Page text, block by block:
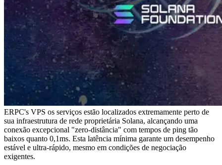
ERPC's VPS os serviços estão localizados extremamente perto de
sua infraestrutura de rede proprietária Solana, alcançando uma
conexão excepcional "zero-distância" com tempos de ping tão
baixos quanto 0,1ms. Esta latência mínima garante um desempenho
estável e ultra-rápido, mesmo em condições de negociação
exigentes.